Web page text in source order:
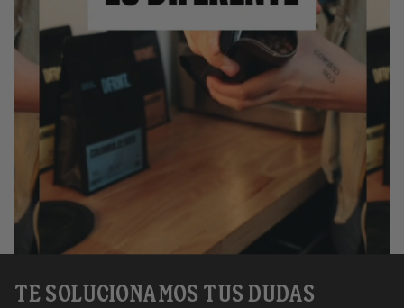
TE SOLUCIONAMOS TUS DUDAS